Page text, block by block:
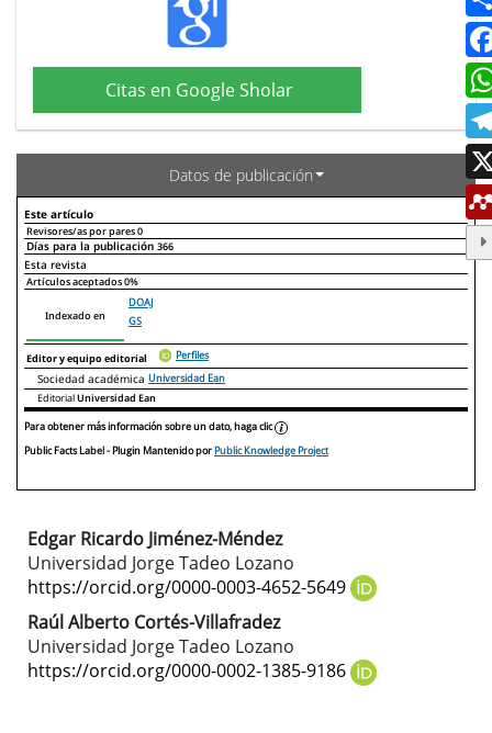
Citas en Google Sholar
Datos de publicación
Este artículo
Revisores/as por pares0
Días para la publicación 366
Declaraciones de autoría
Esta revista
Artículos aceptados0%
Indexado en
DOAJ
GS
Editor y equipo editorial Perfiles
Sociedad académica Universidad Ean
EditorialUniversidad Ean
Para obtener más información sobre un dato, haga clic
Public Facts Label- Plugin Mantenido porPublic Knowledge Project
Contenido
principal
del
artículo
Edgar Ricardo Jiménez-Méndez
Universidad Jorge Tadeo Lozano
https://orcid.org/0000-0003-4652-5649
Raúl Alberto Cortés-Villafradez
Universidad Jorge Tadeo Lozano
https://orcid.org/0000-0002-1385-9186